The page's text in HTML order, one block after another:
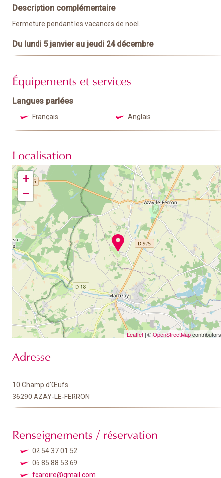
Description complémentaire
Fermeture pendant les vacances de noël.
Du lundi 5 janvier au jeudi 24 décembre
Équipements et services
Langues parlées
Français Anglais
Localisation
+
−
Leaflet | ©OpenStreetMapcontributors
Adresse
10 Champ d'Œufs
36290 AZAY-LE-FERRON
Renseignements / réservation
02 54 37 01 52
06 85 88 53 69
fcaroire@gmail.com